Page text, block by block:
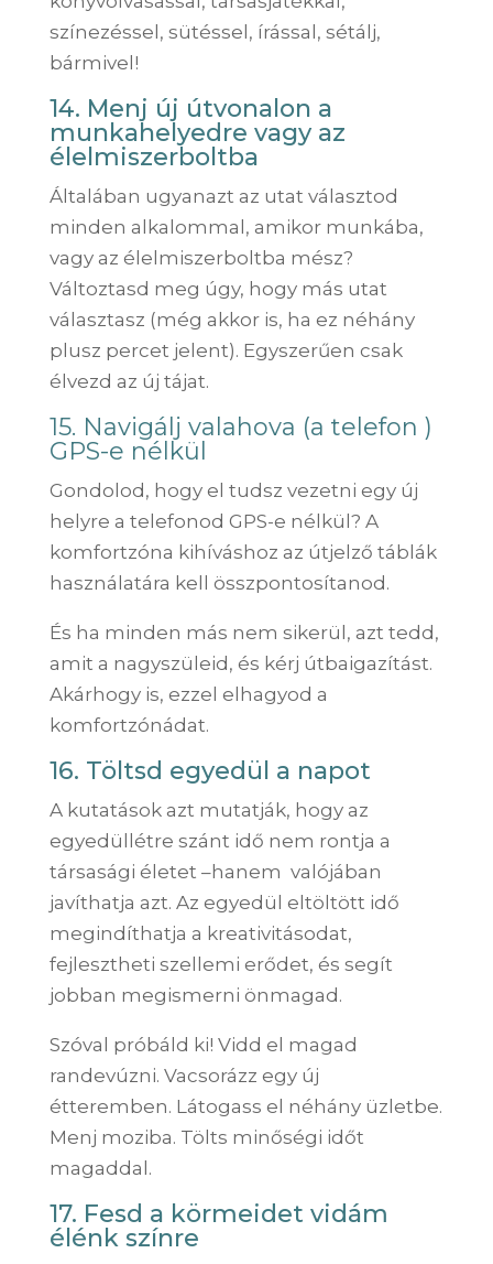
színezéssel, sütéssel, írással, sétálj,
bármivel!
14. Menj új útvonalon a
munkahelyedre vagy az
élelmiszerboltba
Általában ugyanazt az utat választod
minden alkalommal, amikor munkába,
vagy az élelmiszerboltba mész?
Változtasd meg úgy, hogy más utat
választasz (még akkor is, ha ez néhány
plusz percet jelent). Egyszerűen csak
élvezd az új tájat.
15. Navigálj valahova (a telefon )
GPS-e nélkül
Gondolod, hogy el tudsz vezetni egy új
helyre a telefonod GPS-e nélkül? A
komfortzóna kihíváshoz az útjelző táblák
használatára kell összpontosítanod.
És ha minden más nem sikerül, azt tedd,
amit a nagyszüleid, és kérj útbaigazítást.
Akárhogy is, ezzel elhagyod a
komfortzónádat.
16. Töltsd egyedül a napot
A kutatások azt mutatják, hogy az
egyedüllétre szánt idő nem rontja a
társasági életet –hanem valójában
javíthatja azt. Az egyedül eltöltött idő
megindíthatja a kreativitásodat,
fejlesztheti szellemi erődet, és segít
jobban megismerni önmagad.
Szóval próbáld ki! Vidd el magad
randevúzni. Vacsorázz egy új
étteremben. Látogass el néhány üzletbe.
Menj moziba. Tölts minőségi időt
magaddal.
17. Fesd a körmeidet vidám
élénk színre